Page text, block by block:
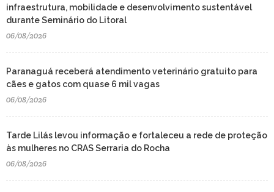
infraestrutura, mobilidade e desenvolvimento sustentável
durante Seminário do Litoral
06/08/2026
Paranaguá receberá atendimento veterinário gratuito para
cães e gatos com quase 6 mil vagas
06/08/2026
Tarde Lilás levou informação e fortaleceu a rede de proteção
às mulheres no CRAS Serraria do Rocha
06/08/2026